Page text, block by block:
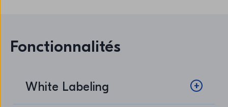
Fonctionnalités
White Labeling